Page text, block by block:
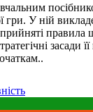
гри. У ній
засади